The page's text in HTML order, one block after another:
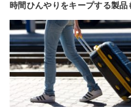
時間ひんやりをキープする製品